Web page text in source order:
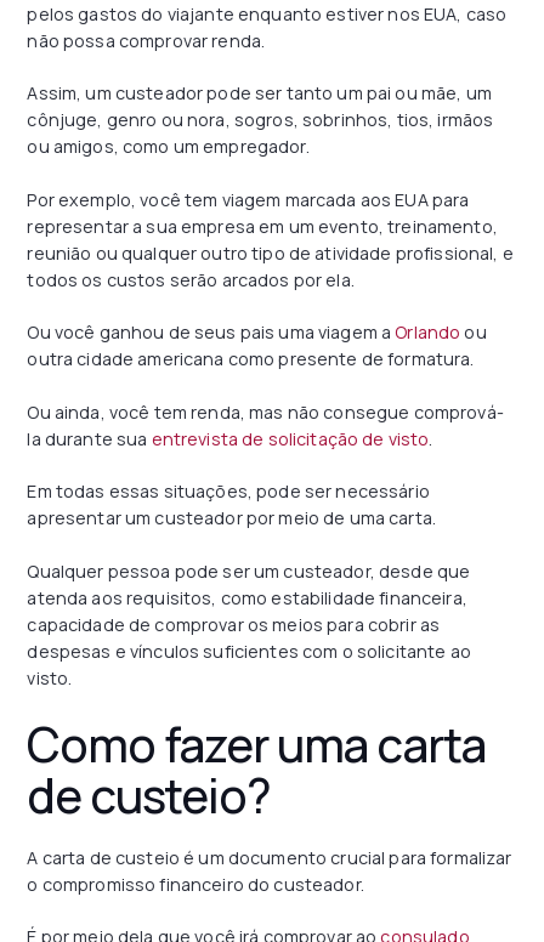
pelos gastos do viajante enquanto estiver nos EUA, caso
não possa comprovar renda.
Assim, um custeador pode ser tanto um pai ou mãe, um
cônjuge, genro ou nora, sogros, sobrinhos, tios, irmãos
ou amigos, como um empregador.
Por exemplo, você tem viagem marcada aos EUA para
representar a sua empresa em um evento, treinamento,
reunião ou qualquer outro tipo de atividade profissional, e
todos os custos serão arcados por ela.
Ou você ganhou de seus pais uma viagem a Orlando ou
outra cidade americana como presente de formatura.
Ou ainda, você tem renda, mas não consegue comprová-
la durante sua entrevista de solicitação de visto
Em todas essas situações, pode ser necessário
apresentar um custeador por meio de uma carta.
Qualquer pessoa pode ser um custeador, desde que
atenda aos requisitos, como estabilidade financeira,
capacidade de comprovar os meios para cobrir as
despesas e vínculos suficientes com o solicitante ao
visto.
Como fazer uma carta
de custeio?
A carta de custeio é um documento crucial para formalizar
o compromisso financeiro do custeador.
É por meio dela que você irá comprovar ao consulado